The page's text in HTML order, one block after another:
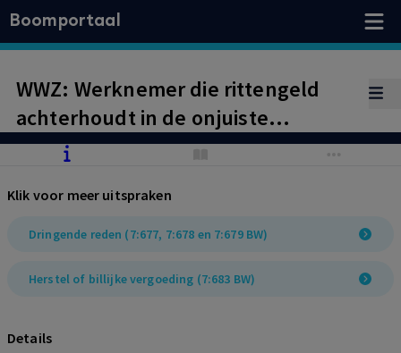
Boomportaal
WWZ: Werknemer die rittengeld
achterhoudt in de onjuiste
veronderstelling een vordering op
staande voet worden ontslagen.
Uitleg artikel 33 CAO Besloten
Voorwaardelijke ontbinding in strijd
Klik voor meer uitspraken
Dringende reden (7:677, 7:678 en 7:679 BW)
Herstel of billijke vergoeding (7:683 BW)
Details